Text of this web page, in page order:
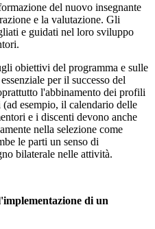
del nuovo insegnante
e la valutazione. Gli
e guidati nel loro sviluppo
obiettivi del programma e sulle
per il successo del
l'abbinamento dei profili
esempio, il calendario delle
e i discenti devono anche
nella selezione come
le parti un senso di
bilaterale nelle attività.
di un